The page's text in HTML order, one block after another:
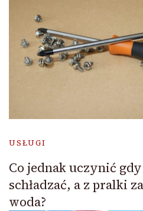
USŁUGI
Co jednak uczynić
schładzać, a z pralki
woda?